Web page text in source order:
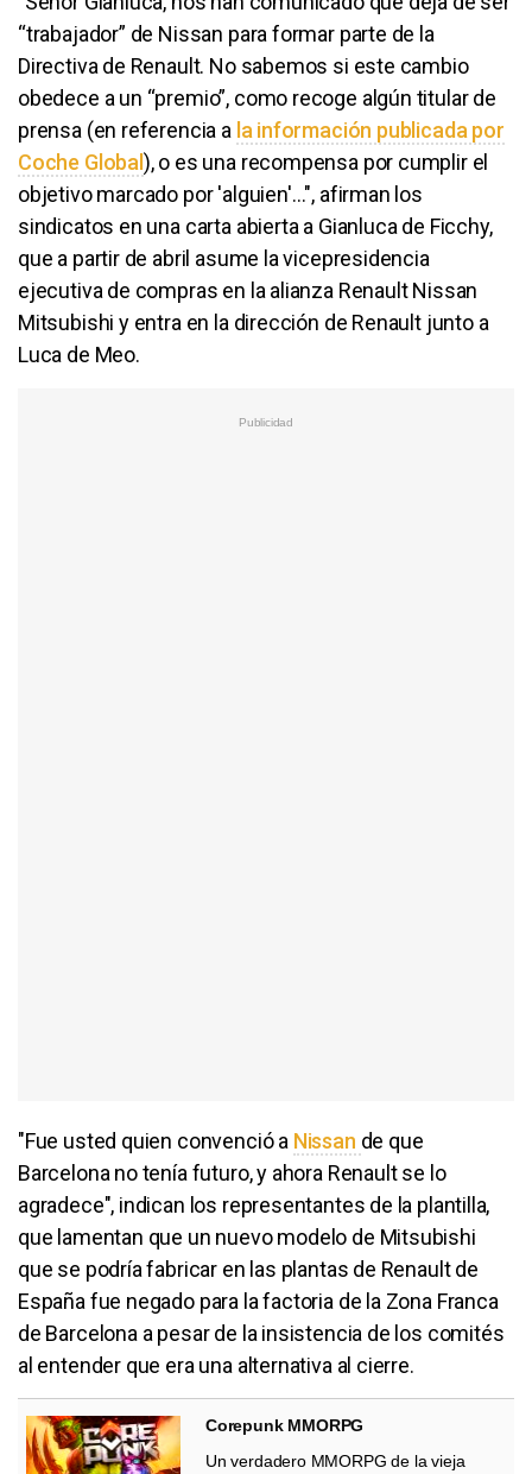
“trabajador” de Nissan para formar parte de la
Directiva de Renault. No sabemos si este cambio
obedece a un “premio”, como recoge algún titular de
prensa (en referencia a la información publicada por
Coche Global), o es una recompensa por cumplir el
objetivo marcado por 'alguien'…", afirman los
sindicatos en una carta abierta a Gianluca de Ficchy,
que a partir de abril asume la vicepresidencia
ejecutiva de compras en la alianza Renault Nissan
Mitsubishi y entra en la dirección de Renault junto a
Luca de Meo.
"Fue usted quien convenció a Nissan de que
Barcelona no tenía futuro, y ahora Renault se lo
agradece", indican los representantes de la plantilla,
que lamentan que un nuevo modelo de Mitsubishi
que se podría fabricar en las plantas de Renault de
España fue negado para la factoria de la Zona Franca
de Barcelona a pesar de la insistencia de los comités
al entender que era una alternativa al cierre.
Corepunk MMORPG
Un verdadero MMORPG de la vieja